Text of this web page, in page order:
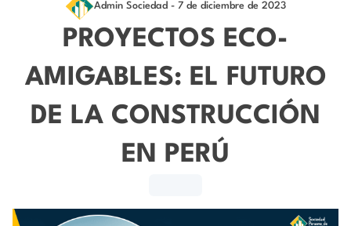
Admin Sociedad - 7 de diciembre de 2023
PROYECTOS ECO-
AMIGABLES: EL FUTURO
DE LA CONSTRUCCIÓN
EN PERÚ